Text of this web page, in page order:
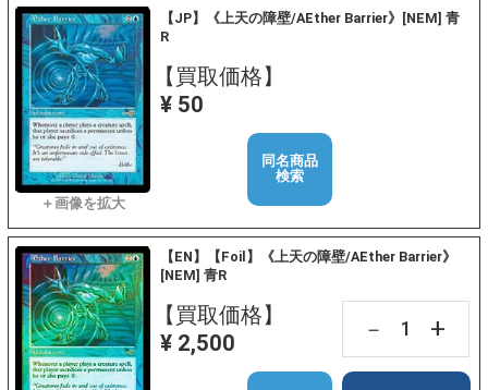
【JP】《上天の障壁/AEther Barrier》[NEM] 青
R
【買取価格】
¥ 50
同名商品
検索
【EN】【Foil】《上天の障壁/AEther Barrier》
[NEM] 青R
【買取価格】
¥ 2,500
－ +